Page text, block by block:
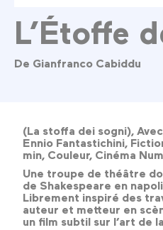
L’Étoffe
De Gianfranco Cabiddu
(La stoffa dei sogni),
Ennio Fantastichini,
min, Couleur, Cinéma
Une troupe de théâtre
de Shakespeare en
Librement inspiré des
auteur et metteur en
un film subtil sur l’art de